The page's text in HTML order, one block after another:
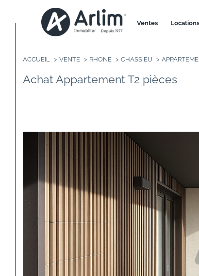
ventes locations
ACCUEIL VENTE RHONE CHASSIEU
Achat Appartement T2 pièces